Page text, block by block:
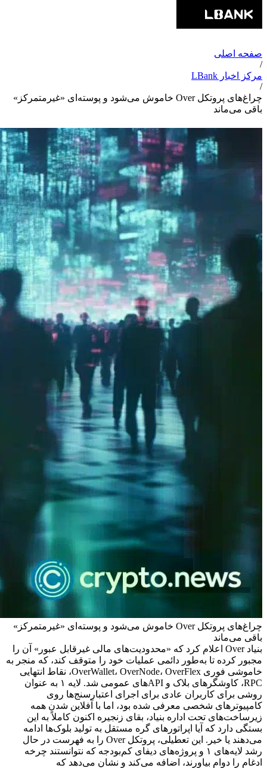
صفحه اصلی
/
مرکز اخبار LBank
/
چراغ‌های پروتکل Over خاموش می‌شود و پوسته‌ای «غیرمتمرکز»
باقی می‌ماند
چراغ‌های پروتکل Over خاموش می‌شود و پوسته‌ای «غیرمتمرکز»
باقی می‌ماند
بنیاد Over اعلام کرد که «محدودیت‌های مالی غیرقابل عبور» آن را
مجبور کرده تا به‌طور دائمی عملیات خود را متوقف کند، که منجر به
خاموشی فوری OverWallet، OverNode، OverFlex، نقاط انتهایی
RPC، کاوشگرهای بلاک و APIهای عمومی شد. لایه ۱ به عنوان
روشی برای کاربران عادی برای اجرای اعتبارسنج‌ها روی
کامپیوترهای شخصی معرفی شده بود، اما با آفلاین شدن همه
زیرساخت‌های تحت اداره بنیاد، بقای زنجیره اکنون کاملاً به این
بستگی دارد که آیا اپراتورهای گره مستقل به تولید بلوک‌ها ادامه
می‌دهند یا خیر. این تعطیلی، پروتکل Over را به فهرست در حال
رشد لایه‌های ۱ و پروژه‌های دیفای کم‌بودجه که نتوانستند چرخه
ادغام را دوام بیاورند، اضافه می‌کند و نشان می‌دهد که